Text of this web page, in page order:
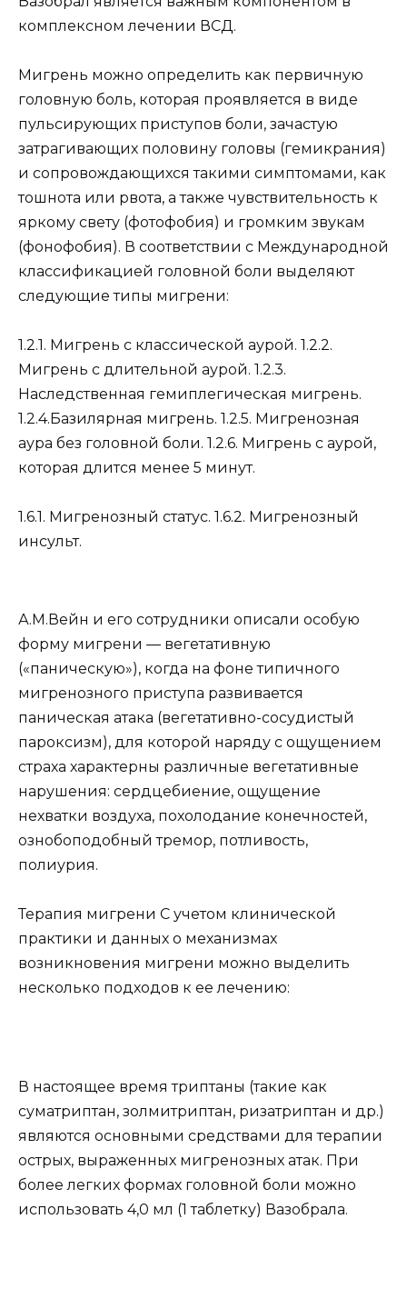
комплексном лечении ВСД.
Мигрень можно определить как первичную
головную боль, которая проявляется в виде
пульсирующих приступов боли, зачастую
затрагивающих половину головы (гемикрания)
и сопровождающихся такими симптомами, как
тошнота или рвота, а также чувствительность к
яркому свету (фотофобия) и громким звукам
(фонофобия). В соответствии с Международной
классификацией головной боли выделяют
следующие типы мигрени:
1.2.1. Мигрень с классической аурой. 1.2.2.
Мигрень с длительной аурой. 1.2.3.
Наследственная гемиплегическая мигрень.
1.2.4.Базилярная мигрень. 1.2.5. Мигренозная
аура без головной боли. 1.2.6. Мигрень с аурой,
которая длится менее 5 минут.
1.6.1. Мигренозный статус. 1.6.2. Мигренозный
инсульт.
А.М.Вейн и его сотрудники описали особую
форму мигрени — вегетативную
(«паническую»), когда на фоне типичного
мигренозного приступа развивается
паническая атака (вегетативно-сосудистый
пароксизм), для которой наряду с ощущением
страха характерны различные вегетативные
нарушения: сердцебиение, ощущение
нехватки воздуха, похолодание конечностей,
ознобоподобный тремор, потливость,
полиурия.
Терапия мигрени С учетом клинической
практики и данных о механизмах
возникновения мигрени можно выделить
несколько подходов к ее лечению:
В настоящее время триптаны (такие как
суматриптан, золмитриптан, ризатриптан и др.)
являются основными средствами для терапии
острых, выраженных мигренозных атак. При
более легких формах головной боли можно
использовать 4,0 мл (1 таблетку) Вазобрала.